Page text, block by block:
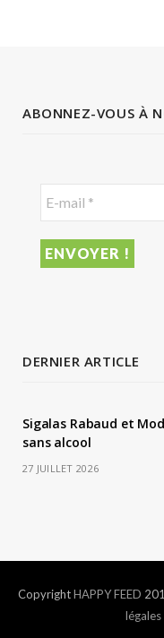
ABONNEZ-VOUS À
DERNIER ARTICLE
Sigalas Rabaud et
sans alcool
27 JUILLET 2026
CopyrightHAPPY FEED
légales